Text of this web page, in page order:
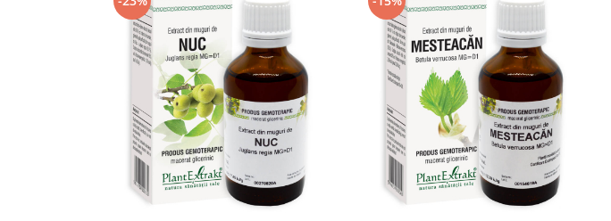
Supliment Vitamina D3
Supliment Vitamina E
Tincturi si Gemoderivate
Tuse gat si respiratie
Vitamine si minerale